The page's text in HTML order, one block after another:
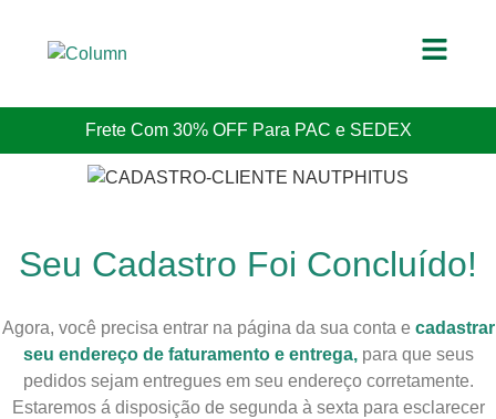
Frete Com 30% OFF Para PAC e SEDEX
Seu Cadastro Foi Concluído!
Agora, você precisa entrar na página da sua conta e cadastrar
seu endereço de faturamento e entrega,para que seus
pedidos sejam entregues em seu endereço corretamente.
Estaremos á disposição de segunda à sexta para esclarecer